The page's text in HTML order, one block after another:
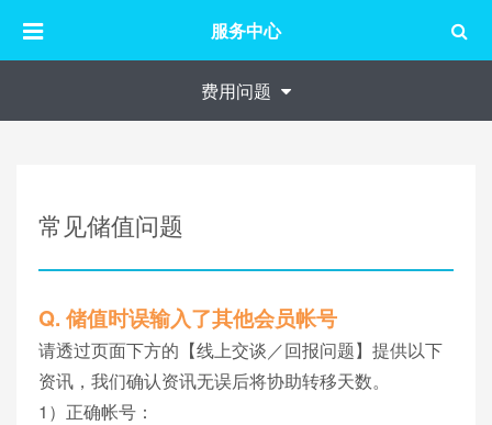
服务中心
费用问题
常见储值问题
Q. 储值时误输入了其他会员帐号
请透过页面下方的【线上交谈／回报问题】提供以下
资讯，我们确认资讯无误后将协助转移天数。
1）正确帐号：